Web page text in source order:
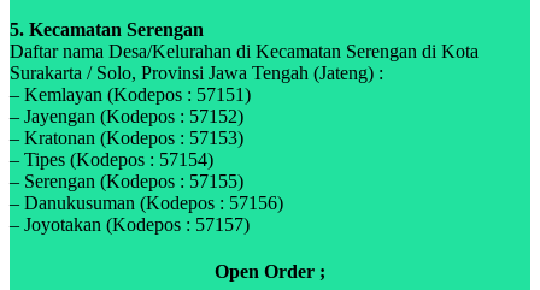
5. Kecamatan Serengan
Daftar nama Desa/Kelurahan di Kecamatan Serengan di Kota
Surakarta / Solo, Provinsi Jawa Tengah (Jateng) :
– Kemlayan (Kodepos : 57151)
– Jayengan (Kodepos : 57152)
– Kratonan (Kodepos : 57153)
– Tipes (Kodepos : 57154)
– Serengan (Kodepos : 57155)
– Danukusuman (Kodepos : 57156)
– Joyotakan (Kodepos : 57157)
Open Order ;